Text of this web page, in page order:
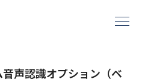
声認識オプション（ベ